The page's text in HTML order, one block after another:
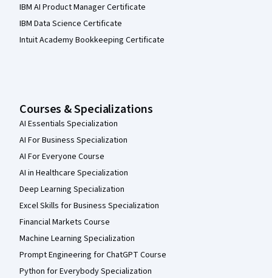
IBM AI Product Manager Certificate
IBM Data Science Certificate
Intuit Academy Bookkeeping Certificate
Courses & Specializations
AI Essentials Specialization
AI For Business Specialization
AI For Everyone Course
AI in Healthcare Specialization
Deep Learning Specialization
Excel Skills for Business Specialization
Financial Markets Course
Machine Learning Specialization
Prompt Engineering for ChatGPT Course
Python for Everybody Specialization